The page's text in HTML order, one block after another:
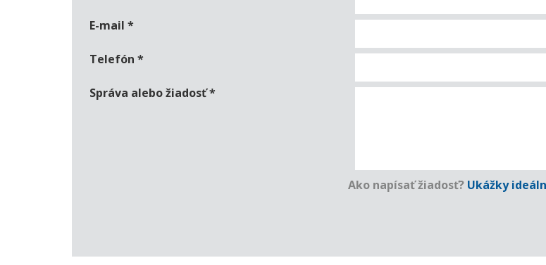
E-mail *
Telefón *
Správa alebo žiadosť*
Ako napísať žiadosť? Ukážky